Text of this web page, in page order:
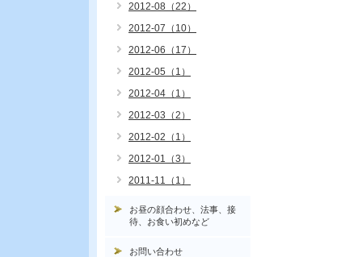
2012-08（22）
2012-07（10）
2012-06（17）
2012-05（1）
2012-04（1）
2012-03（2）
2012-02（1）
2012-01（3）
2011-11（1）
お昼の顔合わせ、法事、接
待、お食い初めなど
お問い合わせ